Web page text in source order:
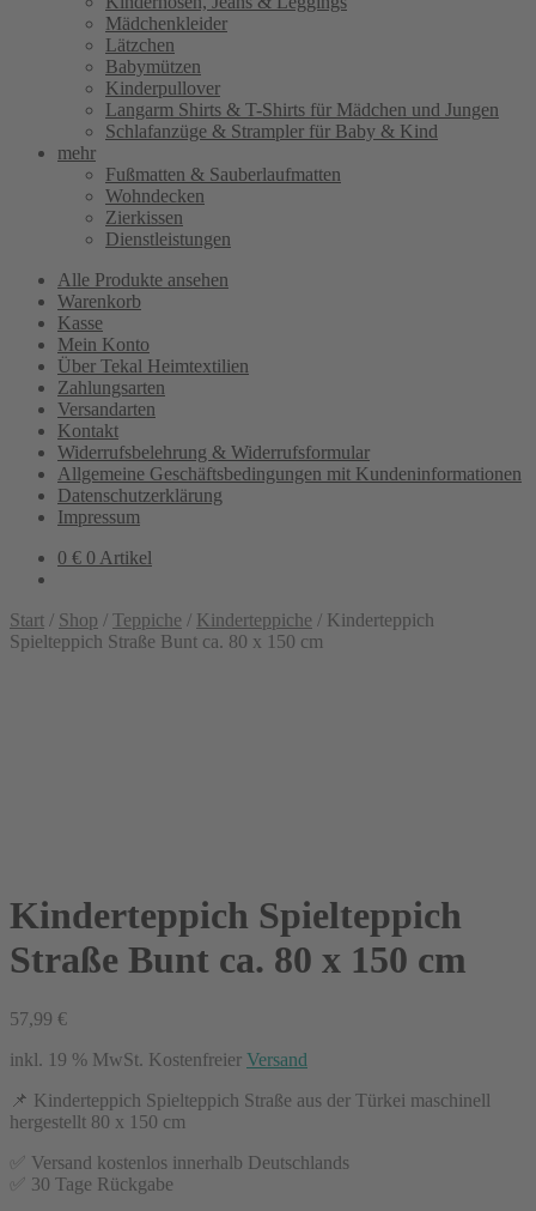
Mädchenkleider
Lätzchen
Babymützen
Kinderpullover
Langarm Shirts & T-Shirts für Mädchen und Jungen
Schlafanzüge & Strampler für Baby & Kind
mehr
Fußmatten & Sauberlaufmatten
Wohndecken
Zierkissen
Dienstleistungen
Alle Produkte ansehen
Warenkorb
Kasse
Mein Konto
Über Tekal Heimtextilien
Zahlungsarten
Versandarten
Kontakt
Widerrufsbelehrung & Widerrufsformular
Allgemeine Geschäftsbedingungen mit Kundeninformationen
Datenschutzerklärung
Impressum
0 € 0 Artikel
Start / Shop / Teppiche / Kinderteppiche / Kinderteppich
Spielteppich Straße Bunt ca. 80 x 150 cm
Kinderteppich Spielteppich
Straße Bunt ca. 80 x 150 cm
57,99 €
inkl. 19 % MwSt. Kostenfreier Versand
📌 Kinderteppich Spielteppich Straße aus der Türkei maschinell
hergestellt 80 x 150 cm
✅ Versand kostenlos innerhalb Deutschlands
✅ 30 Tage Rückgabe